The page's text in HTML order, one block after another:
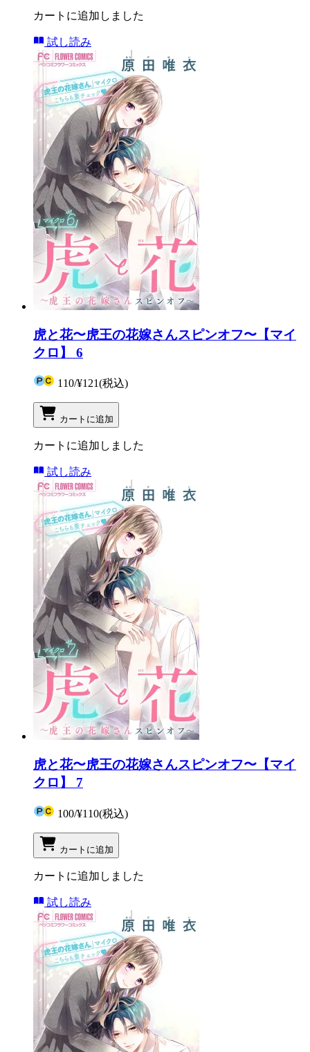
カートに追加しました
試し読み
虎と花〜虎王の花嫁さんスピンオフ〜【マイ
クロ】 6
110/¥121(税込)
カートに追加
カートに追加しました
試し読み
虎と花〜虎王の花嫁さんスピンオフ〜【マイ
クロ】 7
100/¥110(税込)
カートに追加
カートに追加しました
試し読み